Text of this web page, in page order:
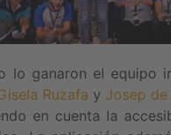
lo ganaron el equipo
Ruzafa y Josep de
en cuenta la